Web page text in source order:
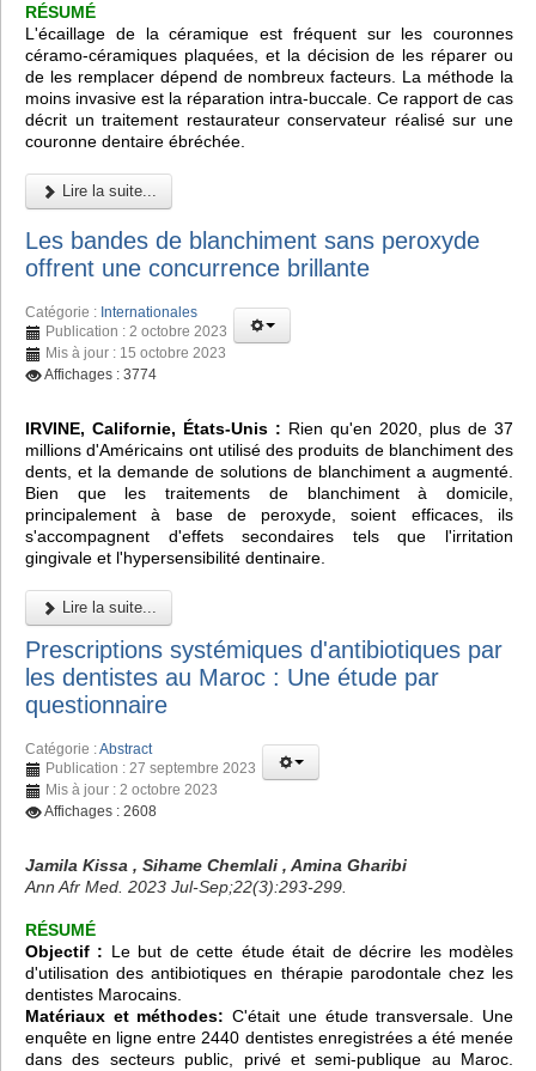
RÉSUMÉ
L'écaillage de la céramique est fréquent sur les couronnes
céramo-céramiques plaquées, et la décision de les réparer ou
de les remplacer dépend de nombreux facteurs. La méthode la
moins invasive est la réparation intra-buccale. Ce rapport de cas
décrit un traitement restaurateur conservateur réalisé sur une
couronne dentaire ébréchée.
Lire la suite...
Les bandes de blanchiment sans peroxyde
offrent une concurrence brillante
Catégorie : Internationales
Publication : 2 octobre 2023
Mis à jour : 15 octobre 2023
Affichages : 3774
IRVINE, Californie, États-Unis : Rien qu'en 2020, plus de 37
millions d'Américains ont utilisé des produits de blanchiment des
dents, et la demande de solutions de blanchiment a augmenté.
Bien que les traitements de blanchiment à domicile,
principalement à base de peroxyde, soient efficaces, ils
s'accompagnent d'effets secondaires tels que l'irritation
gingivale et l'hypersensibilité dentinaire.
Lire la suite...
Prescriptions systémiques d'antibiotiques par
les dentistes au Maroc : Une étude par
questionnaire
Catégorie :Abstract
Publication : 27 septembre 2023
Mis à jour : 2 octobre 2023
Affichages : 2608
Jamila Kissa , Sihame Chemlali , Amina Gharibi
Ann Afr Med. 2023 Jul-Sep;22(3):293-299.
RÉSUMÉ
Objectif : Le but de cette étude était de décrire les modèles
d'utilisation des antibiotiques en thérapie parodontale chez les
dentistes Marocains.
Matériaux et méthodes: C'était une étude transversale. Une
enquête en ligne entre 2440 dentistes enregistrées a été menée
dans des secteurs public, privé et semi-publique au Maroc.